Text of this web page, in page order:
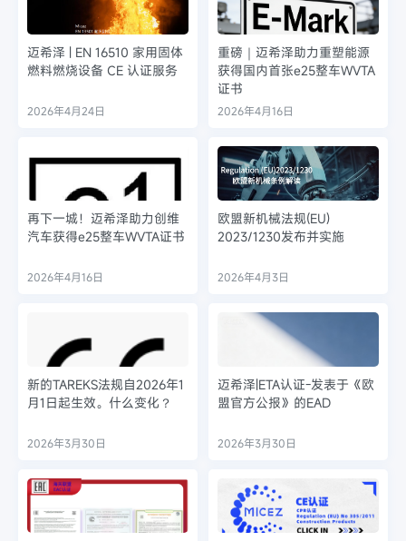
迈希泽 | EN 16510 家用固体
燃料燃烧设备 CE 认证服务
2026年4月24日
重磅｜迈希泽助力重塑能源
获得国内首张e25整车WVTA
证书
2026年4月16日
再下一城！迈希泽助力创维
汽车获得e25整车WVTA证书
2026年4月16日
欧盟新机械法规(EU)
2023/1230发布并实施
2026年4月3日
新的TAREKS法规自2026年1
月1日起生效。什么变化？
2026年3月30日
迈希泽|ETA认证-发表于《欧
盟官方公报》的EAD
2026年3月30日